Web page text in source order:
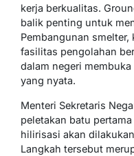
kerja berkualitas.
balik penting untuk
Pembangunan
fasilitas pengolahan
dalam negeri
yang nyata.
Menteri Sekretaris
peletakan batu
hilirisasi akan
Langkah tersebut